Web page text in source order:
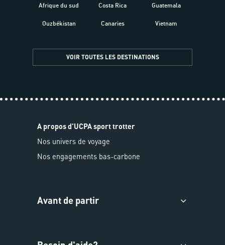
Afrique du sud
Ouzbékistan
Costa Rica
Canaries
Guatemala
Vietnam
VOIR TOUTES LES DESTINATIONS
A propos d'UCPA sport trotter
Nos univers de voyage
Nos engagements bas-carbone
Avant de partir